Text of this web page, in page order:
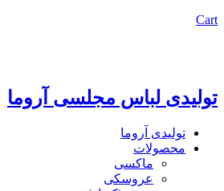
Cart
تولیدی لباس مجلسی آروما
تولیدی آروما
محصولات
ماکسی
عروسکی